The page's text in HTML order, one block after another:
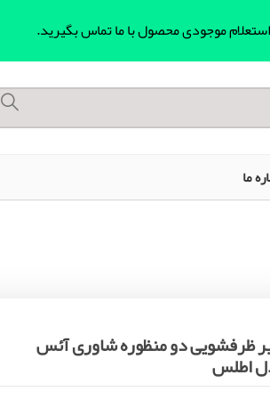
ما
ظرفشویی دو منظوره شاوری آئس
اطلس
موجودی محصول با ما تماس بگیرید.